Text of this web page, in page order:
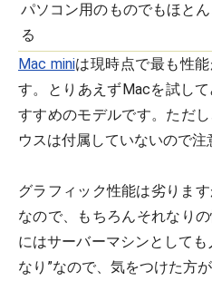
パソコン用のものでもほと
る
Mac miniは現時点で最も性
す。とりあえずMacを試し
すすめのモデルです。ただ
ウスは付属していないので注
グラフィック性能は劣りま
なので、もちろんそれなり
にはサーバーマシンとして
なり”なので、気をつけた方